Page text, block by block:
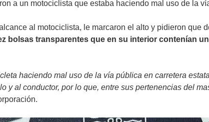
a un motociclista que estaba haciendo mal uso de la
al motociclista, le marcaron el alto y pidieron
bolsas transparentes que en su interior contenían
haciendo mal uso de la vía pública en carretera
y al conductor, por lo que, entre sus pertenencias del